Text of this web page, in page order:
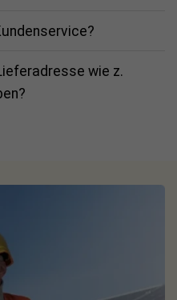
deines Wechselrichters
und steuerst du
ShinePhone-App wirst du
gefragt. Der
wie z.